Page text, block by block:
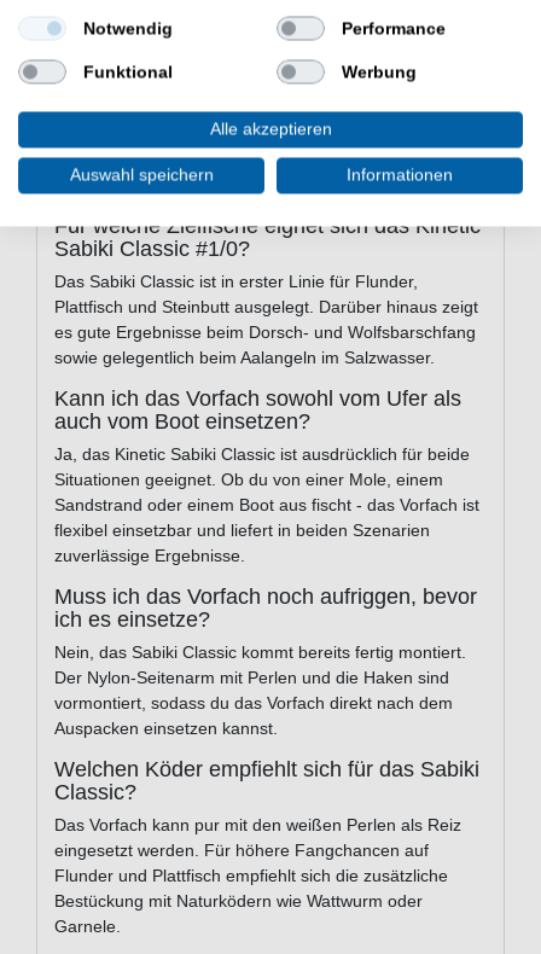
Menge: 1 Stück
Einsatzgebiet: Salzwasser
Angelart: Meeresangeln
Häufige Fragen zum Kinetic Sabiki
Classic #1/0
Für welche Zielfische eignet sich das Kinetic
Sabiki Classic #1/0?
Das Sabiki Classic ist in erster Linie für Flunder,
Plattfisch und Steinbutt ausgelegt. Darüber hinaus zeigt
es gute Ergebnisse beim Dorsch- und Wolfsbarschfang
sowie gelegentlich beim Aalangeln im Salzwasser.
Kann ich das Vorfach sowohl vom Ufer als
auch vom Boot einsetzen?
Ja, das Kinetic Sabiki Classic ist ausdrücklich für beide
Situationen geeignet. Ob du von einer Mole, einem
Sandstrand oder einem Boot aus fischt - das Vorfach ist
flexibel einsetzbar und liefert in beiden Szenarien
zuverlässige Ergebnisse.
Muss ich das Vorfach noch aufriggen, bevor
ich es einsetze?
Nein, das Sabiki Classic kommt bereits fertig montiert.
Der Nylon-Seitenarm mit Perlen und die Haken sind
vormontiert, sodass du das Vorfach direkt nach dem
Auspacken einsetzen kannst.
Welchen Köder empfiehlt sich für das Sabiki
Classic?
Das Vorfach kann pur mit den weißen Perlen als Reiz
eingesetzt werden. Für höhere Fangchancen auf
Flunder und Plattfisch empfiehlt sich die zusätzliche
Bestückung mit Naturködern wie Wattwurm oder
Garnele.
Notwendig Performance
Funktional Werbung
Alle akzeptieren
Auswahl speichern Informationen